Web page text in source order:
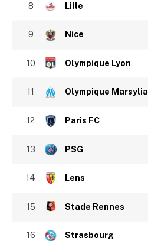
8 Lille
9 Nice
10 Olympique Lyon
11 Olympique Marsylia
12 Paris FC
13 PSG
14 Lens
15 Stade Rennes
16 Strasbourg